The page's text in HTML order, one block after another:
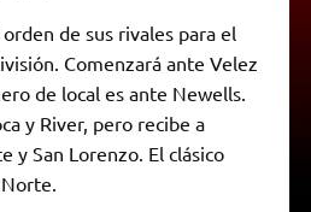
i
l
n
t
r
i
n
d
l
de sus rivales para el
Comenzará ante Velez
de local es ante Newells.
y River, pero recibe a
y San Lorenzo. El clásico